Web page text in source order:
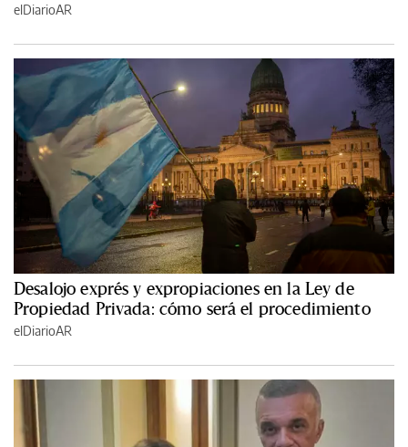
elDiarioAR
Desalojo exprés y expropiaciones en la Ley de
Propiedad Privada: cómo será el procedimiento
elDiarioAR